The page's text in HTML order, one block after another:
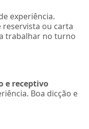
experiência.
ou carta
trabalhar no turno
e receptivo
Boa dicção e